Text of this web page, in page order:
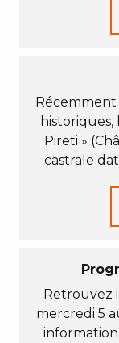
Pireti »
castrale
Retrouvez
mercredi 5